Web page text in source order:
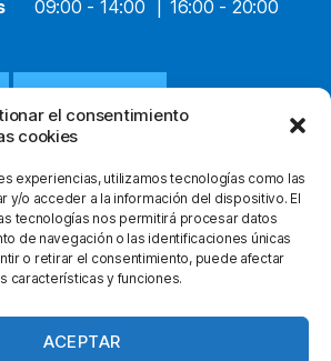
el consentimiento
cookies
experiencias, utilizamos tecnologías como las
y/o acceder a la información del dispositivo. El
tecnologías nos permitirá procesar datos
de navegación o las identificaciones únicas
o retirar el consentimiento, puede afectar
características y funciones.
ACEPTAR
09:00 - 14:00 16:00 - 20:00
Clot facebookinstagramyoutubeSubir↑
Política de Privacidad